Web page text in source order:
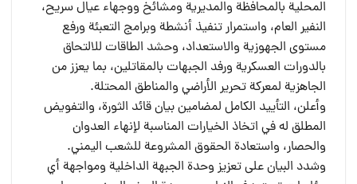
المحلية بالمحافظة والمديرية ومشائخ ووجهاء عيال سريح،
النفير العام، واستمرار تنفيذ أنشطة وبرامج التعبئة ورفع
مستوى الجهوزية والاستعداد، وحشد الطاقات للالتحاق
بالدورات العسكرية ورفد الجبهات بالمقاتلين، بما يعزز من
الجاهزية لمعركة تحرير الأراضي والمناطق المحتلة.
وأعلن، التأييد الكامل لمضامين بيان قائد الثورة، والتفويض
المطلق له في اتخاذ الخيارات المناسبة لإنهاء العدوان
والحصار، واستعادة الحقوق المشروعة للشعب اليمني.
وشدد البيان على تعزيز وحدة الجبهة الداخلية ومواجهة أي